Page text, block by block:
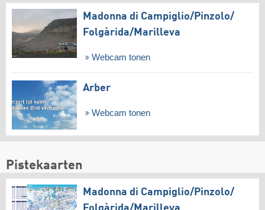
Madonna di Campiglio/​Pinzolo/​
Folgàrida/​Marilleva
Webcam tonen
Arber
Webcam tonen
Pistekaarten
Madonna di Campiglio/​Pinzolo/​